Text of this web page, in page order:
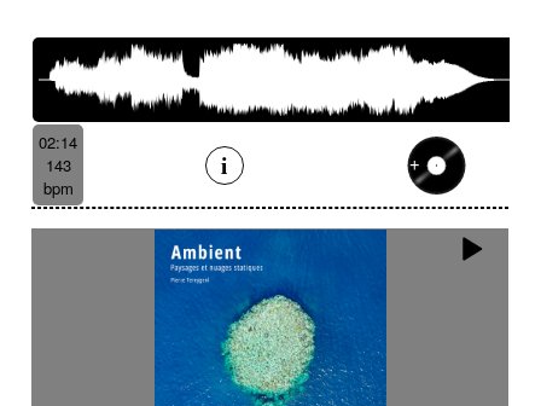
02:14
143
bpm